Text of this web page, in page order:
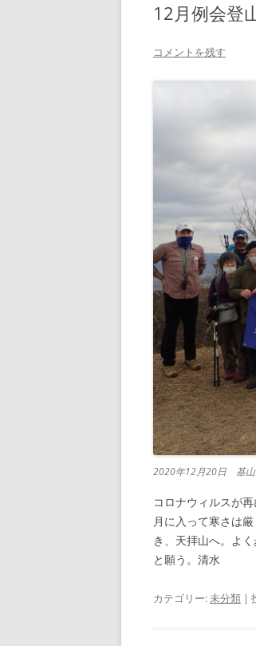
12月例会登
コメントを残す
2020年12月20日 基山
コロナウィルスが
月に入って寒さは
き、天拝山へ。よ
と願う。清水
カテゴリー:未分類 |